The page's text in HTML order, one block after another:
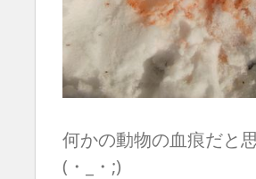
何かの動物の血痕だと
(・_・;)